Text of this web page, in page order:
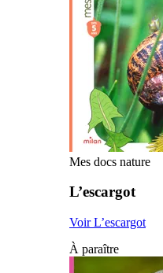
Mes docs nature
L’escargot
Voir L’escargot
À paraître